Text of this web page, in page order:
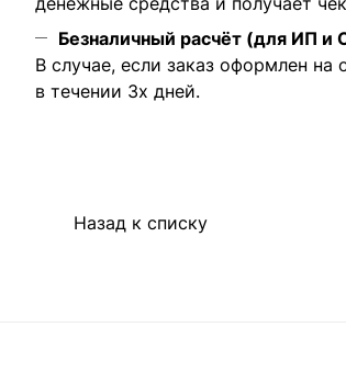
Безналичный расчёт (для ИП и
В случае, если заказ оформлен на
в течении 3х дней.
Назад к списку